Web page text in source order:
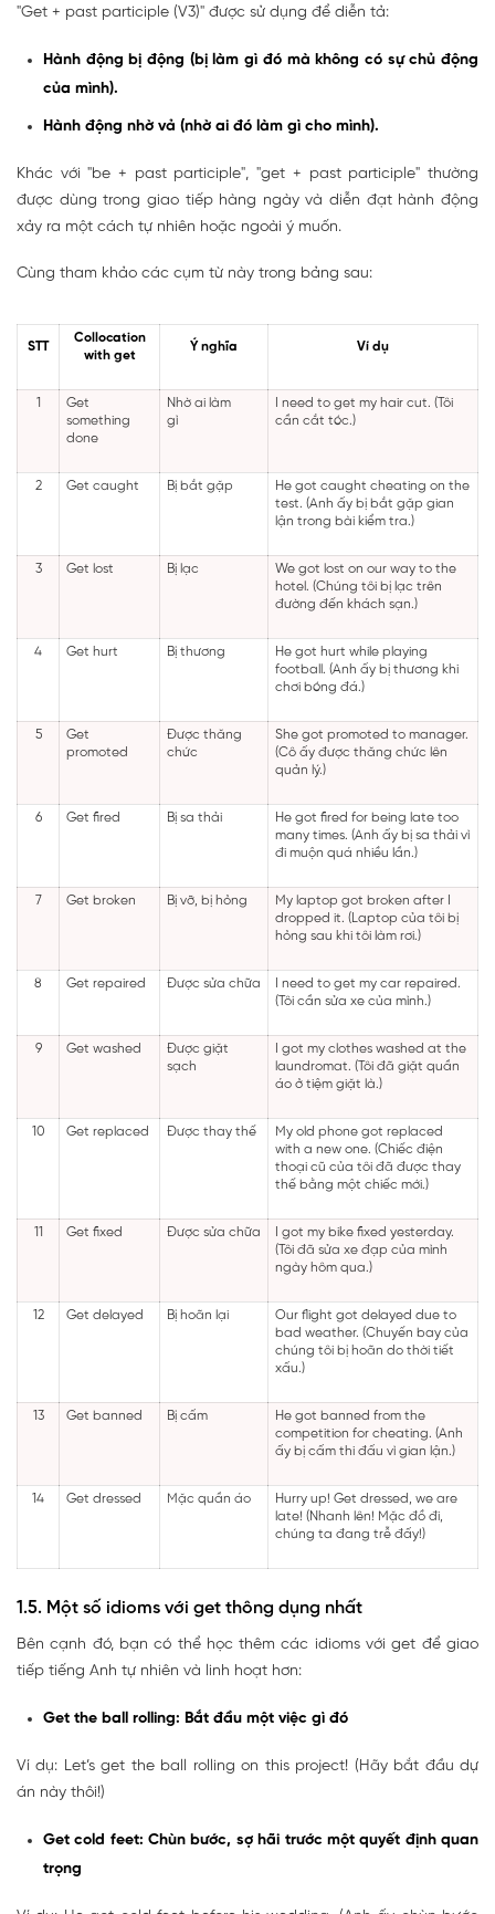
"Get + past participle (V3)" được sử dụng để diễn tả:
Hành động bị động (bị làm gì đó mà không có sự chủ động
của mình).
Hành động nhờ vả (nhờ ai đó làm gì cho mình).
Khác với "be + past participle", "get + past participle" thường
được dùng trong giao tiếp hàng ngày và diễn đạt hành động
xảy ra một cách tự nhiên hoặc ngoài ý muốn.
Cùng tham khảo các cụm từ này trong bảng sau:
STT
Collocation
with get
Ý nghĩa Ví dụ
1
Get
something
done
Nhờ ai làm
gì
I need to get my hair cut. (Tôi
cần cắt tóc.)
2 Get caught Bị bắt gặp
He got caught cheating on the
test. (Anh ấy bị bắt gặp gian
lận trong bài kiểm tra.)
3 Get lost Bị lạc
We got lost on our way to the
hotel. (Chúng tôi bị lạc trên
đường đến khách sạn.)
4 Get hurt Bị thương
He got hurt while playing
football. (Anh ấy bị thương khi
chơi bóng đá.)
5
Get
promoted
Được thăng
chức
She got promoted to manager.
(Cô ấy được thăng chức lên
quản lý.)
6 Get fired Bị sa thải
He got fired for being late too
many times. (Anh ấy bị sa thải vì
đi muộn quá nhiều lần.)
7 Get broken Bị vỡ, bị hỏng
My laptop got broken after I
dropped it. (Laptop của tôi bị
hỏng sau khi tôi làm rơi.)
8 Get repaired Được sửa chữa
I need to get my car repaired.
(Tôi cần sửa xe của mình.)
9 Get washed
Được giặt
sạch
I got my clothes washed at the
laundromat. (Tôi đã giặt quần
áo ở tiệm giặt là.)
10 Get replaced Được thay thế
My old phone got replaced
with a new one. (Chiếc điện
thoại cũ của tôi đã được thay
thế bằng một chiếc mới.)
11 Get fixed Được sửa chữa
I got my bike fixed yesterday.
(Tôi đã sửa xe đạp của mình
ngày hôm qua.)
12 Get delayed Bị hoãn lại
Our flight got delayed due to
bad weather. (Chuyến bay của
chúng tôi bị hoãn do thời tiết
xấu.)
13 Get banned Bị cấm
He got banned from the
competition for cheating. (Anh
ấy bị cấm thi đấu vì gian lận.)
14 Get dressed Mặc quần áo
Hurry up! Get dressed, we are
late! (Nhanh lên! Mặc đồ đi,
chúng ta đang trễ đấy!)
1.5. Một số idioms với get thông dụng nhất
Bên cạnh đó, bạn có thể học thêm các idioms với get để giao
tiếp tiếng Anh tự nhiên và linh hoạt hơn:
Get the ball rolling: Bắt đầu một việc gì đó
Ví dụ: Let’s get the ball rolling on this project! (Hãy bắt đầu dự
án này thôi!)
Get cold feet: Chùn bước, sợ hãi trước một quyết định quan
trọng